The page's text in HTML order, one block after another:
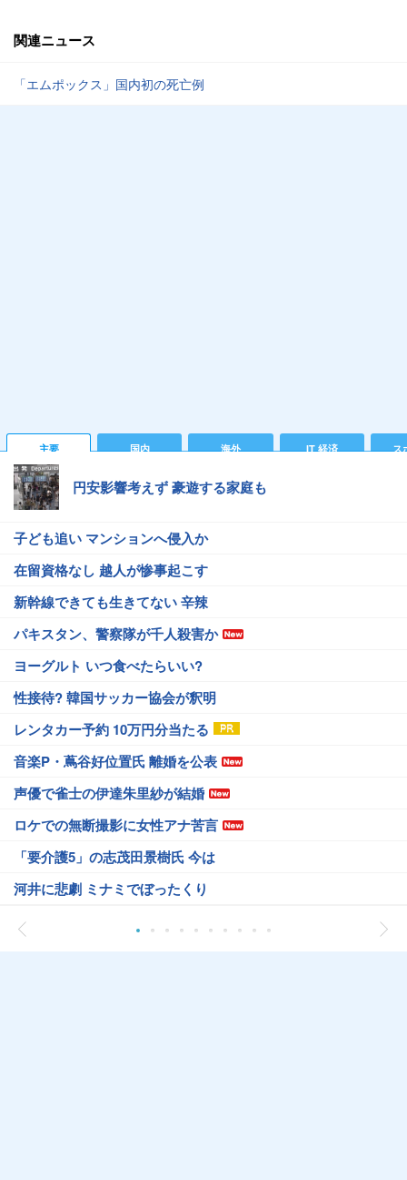
関連ニュース
「エムポックス」国内初の死亡例
主要 国内 海外 IT 経済 ス
円安影響考えず 豪遊する家庭も
子ども追い マンションへ侵入か
在留資格なし 越人が惨事起こす
新幹線できても生きてない 辛辣
パキスタン、警察隊が千人殺害か
ヨーグルト いつ食べたらいい?
性接待? 韓国サッカー協会が釈明
レンタカー予約 10万円分当たる
音楽P・蔦谷好位置氏 離婚を公表
声優で雀士の伊達朱里紗が結婚
ロケでの無断撮影に女性アナ苦言
「要介護5」の志茂田景樹氏 今は
河井に悲劇 ミナミでぼったくり